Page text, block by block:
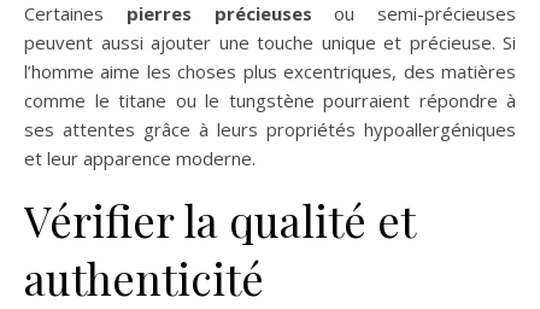
Certaines pierres précieuses ou semi-précieuses
peuvent aussi ajouter une touche unique et précieuse. Si
l’homme aime les choses plus excentriques, des matières
comme le titane ou le tungstène pourraient répondre à
ses attentes grâce à leurs propriétés hypoallergéniques
et leur apparence moderne.
Vérifier la qualité et
authenticité